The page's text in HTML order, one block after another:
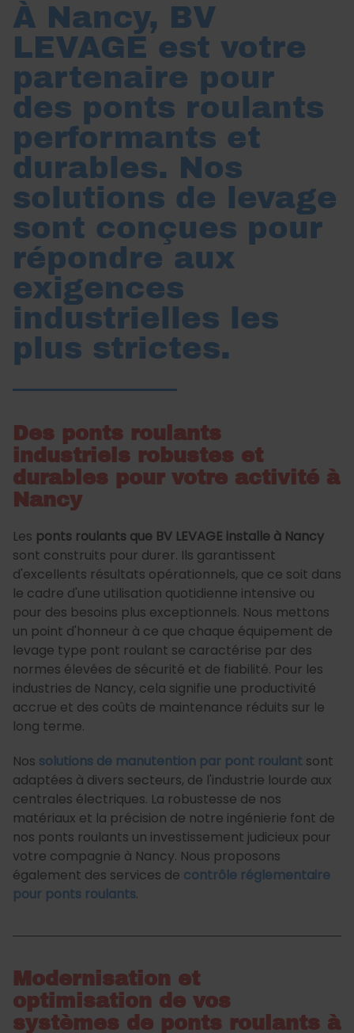
À Nancy, BV
LEVAGE est votre
partenaire pour
des ponts roulants
performants et
durables. Nos
solutions de levage
sont conçues pour
répondre aux
exigences
industrielles les
plus strictes.
Des ponts roulants
industriels robustes et
durables pour votre activité à
Nancy
Les ponts roulants que BV LEVAGE installe à Nancy
sont construits pour durer. Ils garantissent
d'excellents résultats opérationnels, que ce soit dans
le cadre d'une utilisation quotidienne intensive ou
pour des besoins plus exceptionnels. Nous mettons
un point d'honneur à ce que chaque équipement de
levage type pont roulant se caractérise par des
normes élevées de sécurité et de fiabilité. Pour les
industries de Nancy, cela signifie une productivité
accrue et des coûts de maintenance réduits sur le
long terme.
Nos solutions de manutention par pont roulant sont
adaptées à divers secteurs, de l'industrie lourde aux
centrales électriques. La robustesse de nos
matériaux et la précision de notre ingénierie font de
nos ponts roulants un investissement judicieux pour
votre compagnie à Nancy. Nous proposons
également des services de contrôle réglementaire
pour ponts roulants.
Modernisation et
optimisation de vos
systèmes de ponts roulants à